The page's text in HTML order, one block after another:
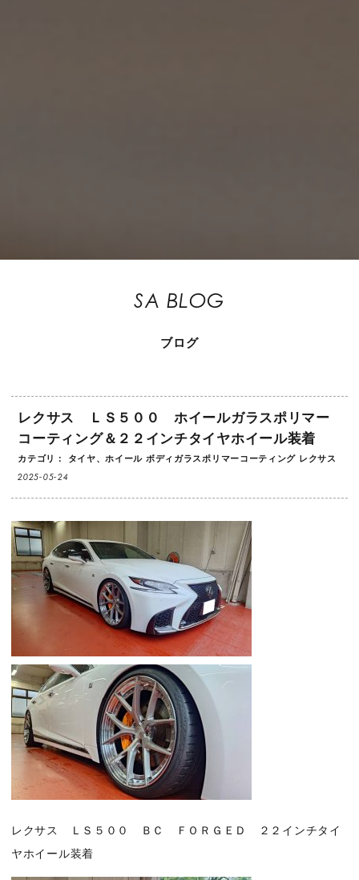
SA BLOG
ブログ
レクサス ＬＳ５００ ホイールガラスポリマー
コーティング＆２２インチタイヤホイール装着
カテゴリ： タイヤ、ホイール ボディガラスポリマーコーティング レクサス
2025-05-24
レクサス ＬＳ５００ ＢＣ ＦＯＲＧＥＤ ２２インチタイ
ヤホイール装着